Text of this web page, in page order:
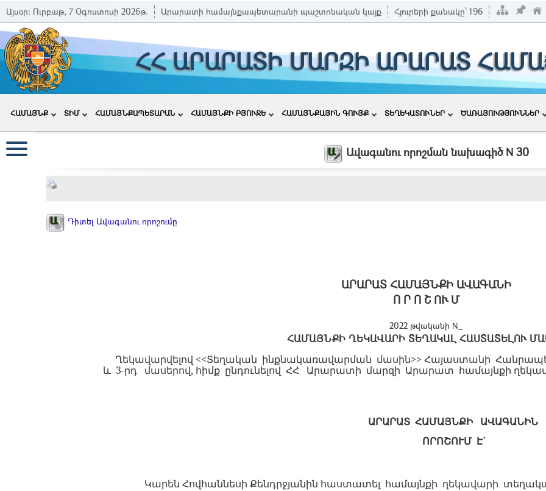
Այսօր: Ուրբաթ, 7 Օգոստոսի 2026թ. Արարատի համայնքապետարանի պաշտոնական կայք Հյուրերի քանակը՝ 196
ՀՀ ԱՐԱՐԱՏԻ ՄԱՐԶԻ ԱՐԱՐԱՏ
ՀԱՄԱՅՆՔ ՏԻՄ ՀԱՄԱՅՆՔԱՊԵՏԱՐԱՆ ՀԱՄԱՅՆՔԻ ԲՅՈՒՋԵ ՀԱՄԱՅՆՔԱՅԻՆ ԳՈՒՅՔ ՏԵՂԵԿԱՏՈՒՆԵՐ ԾԱՌԱՅՈՒԹՅՈՒՆՆԵՐ
Ավագանու որոշման նախագիծ N 30
Դիտել Ավագանու որոշումը
ԱՐԱՐԱՏ ՀԱՄԱՅՆՔԻ ԱՎԱԳԱՆԻ
Ո Ր Ո Շ ՈՒ Մ
2022 թվականի N_
ՀԱՄԱՅՆՔԻ ՂԵԿԱՎԱՐԻ ՏԵՂԱԿԱԼ ՀԱՍՏԱՏԵԼՈՒ
Ղեկավարվելով <<Տեղական ինքնակառավարման մասին>> Հայաստանի
և 3-րդ մասերով, հիմք ընդունելով ՀՀ Արարատի մարզի Արարատ համայնքի
ԱՐԱՐԱՏ ՀԱՄԱՅՆՔԻ
ԱՎԱԳԱՆԻՆ
ՈՐՈՇՈՒՄ Է`
Կարեն Հովհաննեսի Քենդրջյանին հաստատել համայնքի ղեկավարի